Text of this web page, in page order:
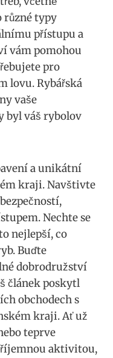
různé typy
přístupu a
vám pomohou
⁤pro⁢
lovu. Rybářská
vaše
byl váš rybolov
a‌ unikátní
kraji. Navštivte
Nechte se
‍nejlepší, co
Buďte
dobrodružství
⁢článek⁣ poskytl
obchodech s
kraji. Ať‍ už
teprve
aktivitou,